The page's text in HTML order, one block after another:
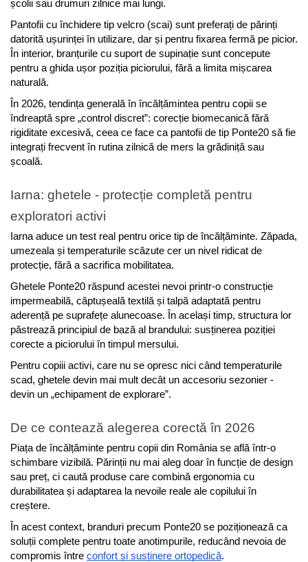
școlii sau drumuri zilnice mai lungi.
Pantofii cu închidere tip velcro (scai) sunt preferați de părinți
datorită ușurinței în utilizare, dar și pentru fixarea fermă pe picior.
În interior, branțurile cu suport de supinație sunt concepute
pentru a ghida ușor poziția piciorului, fără a limita mișcarea
naturală.
În 2026, tendința generală în încălțămintea pentru copii se
îndreaptă spre „control discret”: corecție biomecanică fără
rigiditate excesivă, ceea ce face ca pantofii de tip Ponte20 să fie
integrați frecvent în rutina zilnică de mers la grădiniță sau
școală.
Iarna: ghetele - protecție completă pentru
exploratori activi
Iarna aduce un test real pentru orice tip de încălțăminte. Zăpada,
umezeala și temperaturile scăzute cer un nivel ridicat de
protecție, fără a sacrifica mobilitatea.
Ghetele Ponte20 răspund acestei nevoi printr-o construcție
impermeabilă, căptușeală textilă și talpă adaptată pentru
aderență pe suprafețe alunecoase. În același timp, structura lor
păstrează principiul de bază al brandului: susținerea poziției
corecte a piciorului în timpul mersului.
Pentru copiii activi, care nu se opresc nici când temperaturile
scad, ghetele devin mai mult decât un accesoriu sezonier -
devin un „echipament de explorare”.
De ce contează alegerea corectă în 2026
Piața de încălțăminte pentru copii din România se află într-o
schimbare vizibilă. Părinții nu mai aleg doar în funcție de design
sau preț, ci caută produse care combină ergonomia cu
durabilitatea și adaptarea la nevoile reale ale copilului în
creștere.
În acest context, branduri precum Ponte20 se poziționează ca
soluții complete pentru toate anotimpurile, reducând nevoia de
compromis între confort și susținere ortopedică.